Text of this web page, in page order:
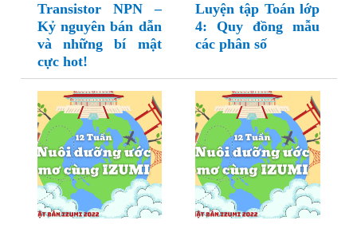
Transistor NPN –
Kỷ nguyên bán dẫn
và những bí mật
cực hot!
Luyện tập Toán lớp
4: Quy đồng mẫu
các phân số